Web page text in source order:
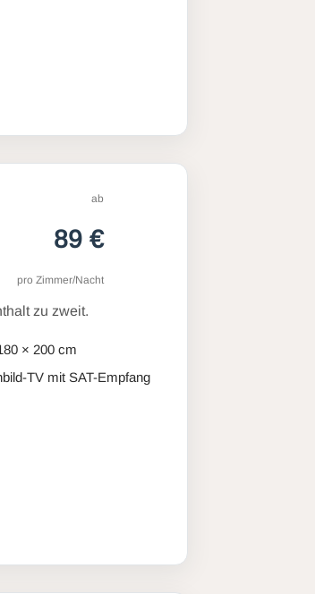
ab
89 €
pro Zimmer/Nacht
zu zweit.
× 200 cm
TV mit SAT-Empfang